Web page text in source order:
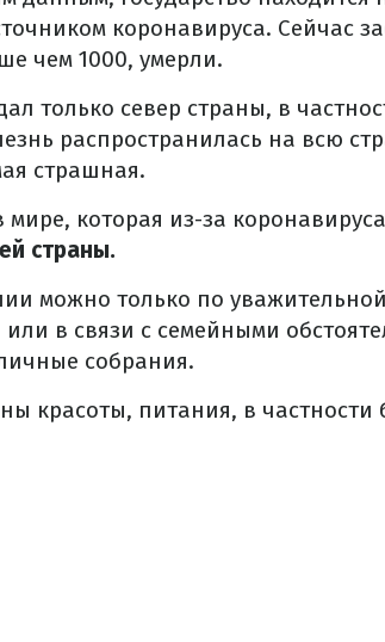
коронавируса. Сейчас
чем 1000, умерли.
только север страны, в
распространилась на всю
страшная.
которая из-за коронавируса
страны.
можно только по
в связи с семейными
собрания.
красоты, питания, в частности